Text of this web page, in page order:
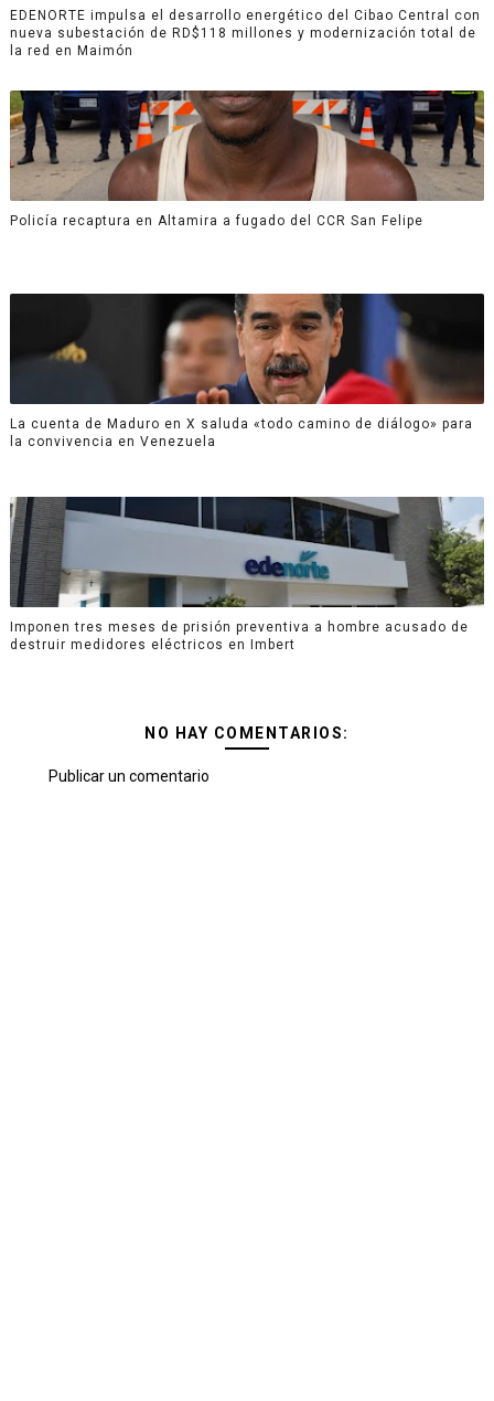
EDENORTE impulsa el desarrollo energético del Cibao Central con
nueva subestación de RD$118 millones y modernización total de
la red en Maimón
Policía recaptura en Altamira a fugado del CCR San Felipe
La cuenta de Maduro en X saluda «todo camino de diálogo» para
la convivencia en Venezuela
Imponen tres meses de prisión preventiva a hombre acusado de
destruir medidores eléctricos en Imbert
NO HAY COMENTARIOS:
Publicar un comentario